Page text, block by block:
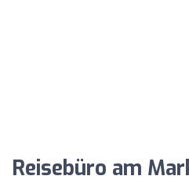
Reisebüro am